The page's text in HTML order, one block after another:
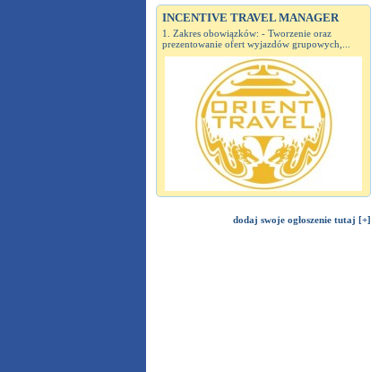
INCENTIVE TRAVEL MANAGER
1. Zakres obowiązków: - Tworzenie oraz
prezentowanie ofert wyjazdów grupowych,...
dodaj swoje ogłoszenie tutaj [+]